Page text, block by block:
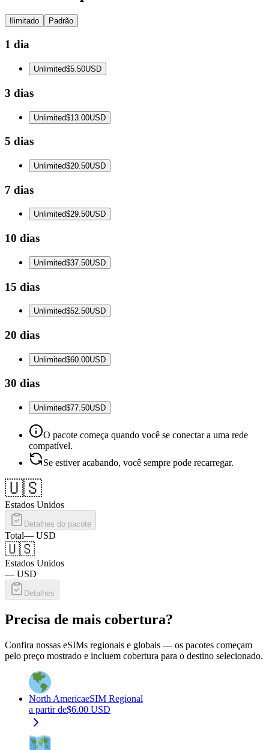
Ilimitado Padrão
1 dia
Unlimited$5.50USD
3 dias
Unlimited$13.00USD
5 dias
Unlimited$20.50USD
7 dias
Unlimited$29.50USD
10 dias
Unlimited$37.50USD
15 dias
Unlimited$52.50USD
20 dias
Unlimited$60.00USD
30 dias
Unlimited$77.50USD
O pacote começa quando você se conectar a uma rede
compatível.
Se estiver acabando, você sempre pode recarregar.
🇺🇸
Estados Unidos
Detalhes do pacote
Total— USD
🇺🇸
Estados Unidos
— USD
Detalhes
Precisa de mais cobertura?
Confira nossas eSIMs regionais e globais — os pacotes começam
pelo preço mostrado e incluem cobertura para o destino selecionado.
North AmericaeSIM Regional
a partir de$6.00 USD